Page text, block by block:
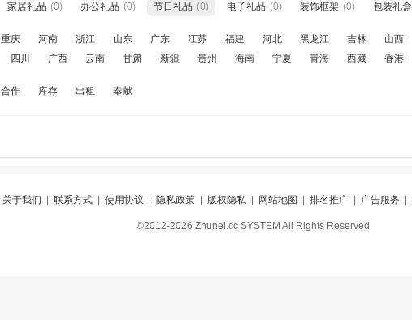
家居礼品 (0) 办公礼品 (0) 节日礼品 (0) 电子礼品 (0) 装饰框架 (0) 包装礼盒
重庆 河南 浙江 山东 广东 江苏 福建 河北 黑龙江 吉林 山西
四川 广西 云南 甘肃 新疆 贵州 海南 宁夏 青海 西藏 香港
合作 库存 出租 奉献
关于我们 联系方式 使用协议 隐私政策 版权隐私 网站地图 排名推广 广告服务
©2012-2026 Zhunei.cc SYSTEM All Rights Reserved